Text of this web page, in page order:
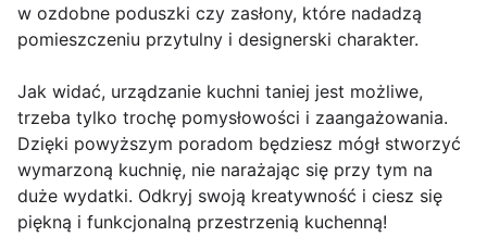
w ozdobne poduszki czy zasłony, które nadadzą
pomieszczeniu przytulny i designerski charakter.
Jak widać, urządzanie kuchni taniej jest możliwe,
trzeba tylko trochę pomysłowości i zaangażowania.
Dzięki powyższym poradom będziesz mógł stworzyć
wymarzoną kuchnię, nie narażając się przy tym na
duże wydatki. Odkryj swoją kreatywność i ciesz się
piękną i funkcjonalną przestrzenią kuchenną!